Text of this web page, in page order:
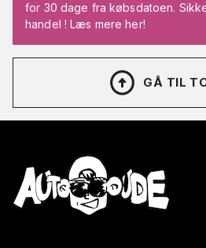
for 30 dage fra købsdatoen.
handel ! Læs mere her!
GÅ TIL